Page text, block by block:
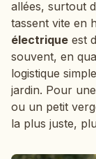
allées, surtout
tassent vite en
électrique est
souvent, en
logistique
jardin. Pour
ou un petit
la plus juste,